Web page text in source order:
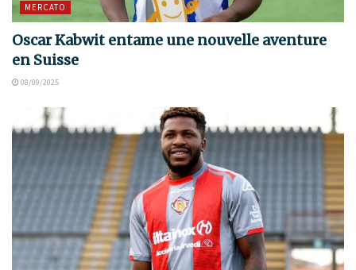
MERCATO
Oscar Kabwit entame une nouvelle aventure
en Suisse
08/09/2025